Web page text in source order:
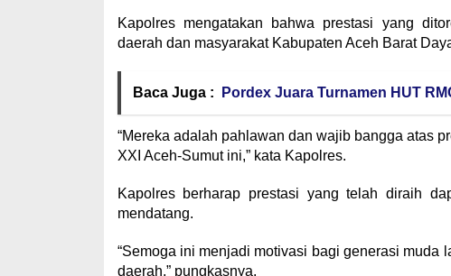
Kapolres mengatakan bahwa prestasi yang
daerah dan masyarakat Kabupaten Aceh Barat
Baca Juga : Pordex Juara Turnamen HUT
“Mereka adalah pahlawan dan wajib bangga atas
XXI Aceh-Sumut ini,” kata Kapolres.
Kapolres berharap prestasi yang telah diraih
mendatang.
“Semoga ini menjadi motivasi bagi generasi muda
daerah,” pungkasnya.